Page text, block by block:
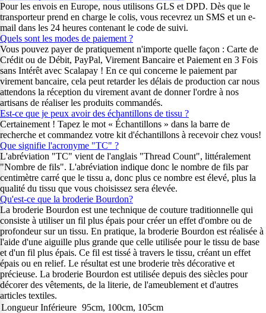
Pour les envois en Europe, nous utilisons GLS et DPD. Dès que le
transporteur prend en charge le colis, vous recevrez un SMS et un e-
mail dans les 24 heures contenant le code de suivi.
Quels sont les modes de paiement ?
Vous pouvez payer de pratiquement n'importe quelle façon : Carte de
Crédit ou de Débit, PayPal, Virement Bancaire et Paiement en 3 Fois
sans Intérêt avec Scalapay ! En ce qui concerne le paiement par
virement bancaire, cela peut retarder les délais de production car nous
attendons la réception du virement avant de donner l'ordre à nos
artisans de réaliser les produits commandés.
Est-ce que je peux avoir des échantillons de tissu ?
Certainement ! Tapez le mot « Échantillons » dans la barre de
recherche et commandez votre kit d'échantillons à recevoir chez vous!
Que signifie l'acronyme "TC" ?
L'abréviation "TC" vient de l'anglais "Thread Count", littéralement
"Nombre de fils". L'abréviation indique donc le nombre de fils par
centimètre carré que le tissu a, donc plus ce nombre est élevé, plus la
qualité du tissu que vous choisissez sera élevée.
Qu'est-ce que la broderie Bourdon?
La broderie Bourdon est une technique de couture traditionnelle qui
consiste à utiliser un fil plus épais pour créer un effet d'ombre ou de
profondeur sur un tissu. En pratique, la broderie Bourdon est réalisée à
l'aide d'une aiguille plus grande que celle utilisée pour le tissu de base
et d'un fil plus épais. Ce fil est tissé à travers le tissu, créant un effet
épais ou en relief. Le résultat est une broderie très décorative et
précieuse. La broderie Bourdon est utilisée depuis des siècles pour
décorer des vêtements, de la literie, de l'ameublement et d'autres
articles textiles.
Longueur Inférieure 95cm, 100cm, 105cm